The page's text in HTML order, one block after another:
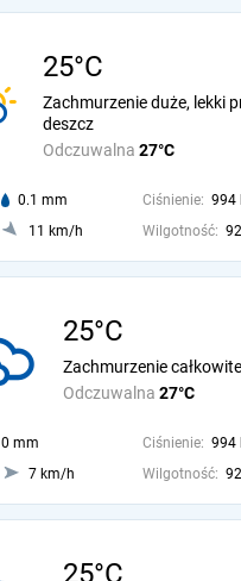
25°C
Odczuwalna 27°C
Zachmurzenie duże, lekki
deszcz
0.1 mm Ciśnienie: 994
11 km/h Wilgotność:
25°C
Odczuwalna 27°C
Zachmurzenie całkowite
0 mm Ciśnienie: 994
7 km/h Wilgotność:
25°C